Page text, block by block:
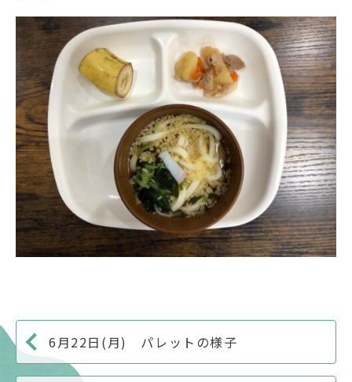
6月22日(月) パレットの様子